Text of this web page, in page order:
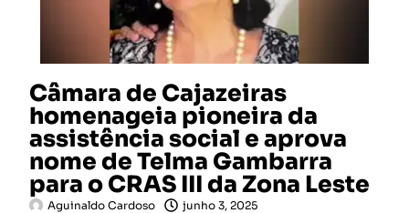
Câmara de Cajazeiras
homenageia pioneira da
assistência social e aprova
nome de Telma Gambarra
para o CRAS III da Zona Leste
Aguinaldo Cardoso
junho 3, 2025